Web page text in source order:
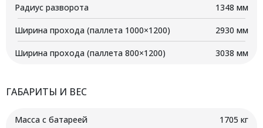
Радиус разворота 1348 мм
Ширина прохода (паллета 1000×1200) 2930 мм
Ширина прохода (паллета 800×1200) 3038 мм
ГАБАРИТЫ И ВЕС
Масса с батареей 1705 кг